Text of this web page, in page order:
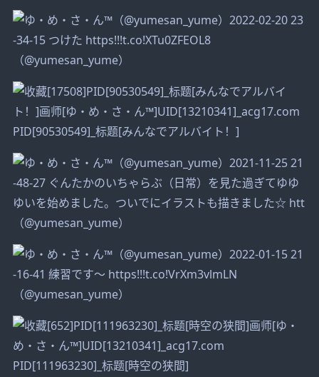
（@yumesan_yume）
PID[90530549]_标题[みんなでアルバイト！]
（@yumesan_yume）
（@yumesan_yume）
PID[111963230]_标题[時空の狭間]